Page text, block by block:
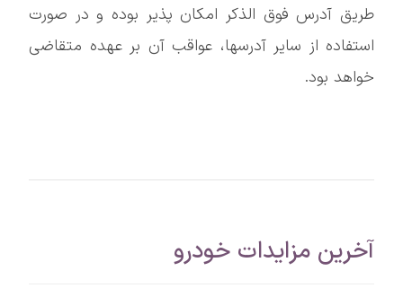
طریق آدرس فوق الذکر امکان پذیر بوده و در صورت
استفاده از سایر آدرسها، عواقب آن بر عهده متقاضی
خواهد بود.
آخرین مزایدات خودرو